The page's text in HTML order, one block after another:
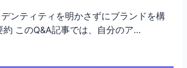
ンティティを明かさずにブランドを構
約 このQ&A記事では、自分のア…